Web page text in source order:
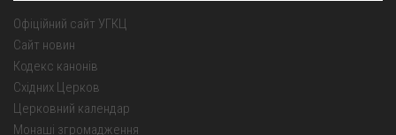
Офіційний сайт УГКЦ
Сайт новин
Кодекс канонів
Східних Церков
Церковний календар
Монаші згромадження